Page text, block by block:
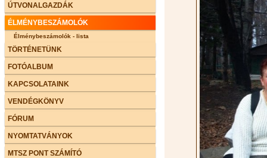
ÚTVONALGAZDÁK
ÉLMÉNYBESZÁMOLÓK
Élménybeszámolók - lista
TÖRTÉNETÜNK
FOTÓALBUM
KAPCSOLATAINK
VENDÉGKÖNYV
FÓRUM
NYOMTATVÁNYOK
MTSZ PONT SZÁMÍTÓ